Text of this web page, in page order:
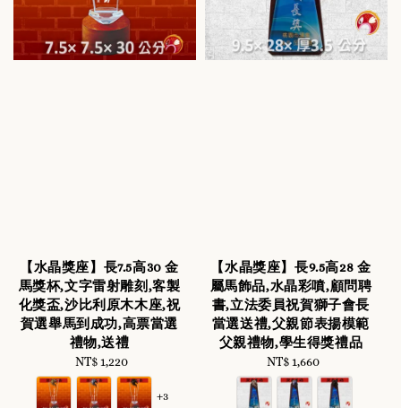
【水晶獎座】長7.5高30 金
馬獎杯,文字雷射雕刻,客製
化獎盃,沙比利原木木座,祝
賀選舉馬到成功,高票當選
禮物,送禮
Regular
price
NT$ 1,220
+3
【水晶獎座】長9.5高28 金
屬馬飾品,水晶彩噴,顧問聘
書,立法委員祝賀獅子會長
當選送禮,父親節表揚模範
父親禮物,學生得獎禮品
Regular
price
NT$ 1,660